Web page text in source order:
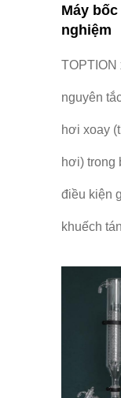
Máy
nghiệm
TOPTION
nguyên
hơi xoay
hơi) trong
điều kiện
khuếch